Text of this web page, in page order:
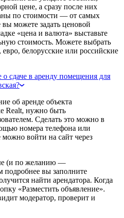
цене, а сразу после них
по стоимости — от самых
можете задать ценовой
«цена и валюта» выставьте
стоимость. Можете выбрать
белорусские или российские
о сдаче в аренду помещения для
об аренде объекта
Realt, нужно быть
Сделать это можно в
номера телефона или
войти на сайт через
(и по желанию —
подробнее вы заполните
найти арендатора. Когда
«Разместить объявление».
модератор, проверит и